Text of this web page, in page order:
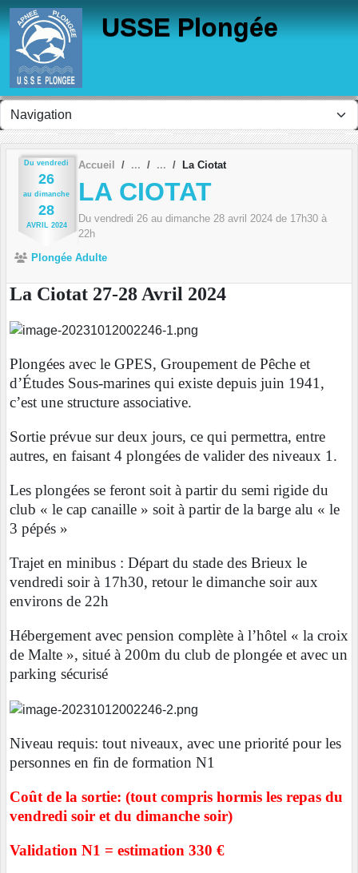
USSE Plongée
Du vendredi
26
au dimanche
28
AVRIL 2024
Accueil La Ciotat
LA CIOTAT
Du vendredi 26 au dimanche 28 avril 2024 de 17h30 à
22h
Plongée Adulte
La Ciotat 27-28 Avril 2024
Plongées avec le GPES, Groupement de Pêche et
d’Études Sous-marines qui existe depuis juin 1941,
c’est une structure associative.
Sortie prévue sur deux jours, ce qui permettra, entre
autres, en faisant 4 plongées de valider des niveaux 1.
Les plongées se feront soit à partir du semi rigide du
club « le cap canaille » soit à partir de la barge alu « le
3 pépés »
Trajet en minibus : Départ du stade des Brieux le
vendredi soir à 17h30, retour le dimanche soir aux
environs de 22h
Hébergement avec pension complète à l’hôtel « la croix
de Malte », situé à 200m du club de plongée et avec un
parking sécurisé
Niveau requis: tout niveaux, avec une priorité pour les
personnes en fin de formation N1
Coût de la sortie: (tout compris hormis les repas du
vendredi soir et du dimanche soir)
Validation N1 = estimation 330 €
Panneau de gestion des cookies